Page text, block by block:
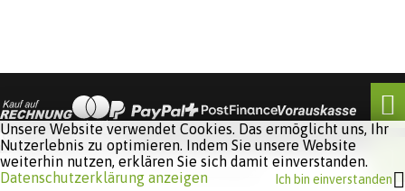
Software:
Unsere Website verwendet Cookies. Das ermöglicht uns, Ihr
Nutzerlebnis zu optimieren. Indem Sie unsere Website
weiterhin nutzen, erklären Sie sich damit einverstanden.
Datenschutzerklärung anzeigen
Ich bin einverstanden